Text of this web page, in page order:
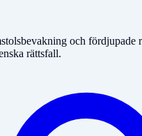
och fördjupade
rättsfall.